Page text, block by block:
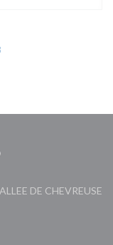
DE CHEVREUSE